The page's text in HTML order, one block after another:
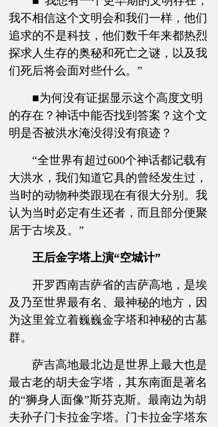
我不相信这个文明会和我们一样，他们
追求的不是科技，他们数千年来都热烈
探求人生存的奥秘和死亡之谜，以及我
们死后将会面对些什么。”
■为何没有证据显示这个高度文明
的存在？神话中能否找到答案？这个文
明是否被洪水淹没得没有痕迹？
“全世界有超过600个神话都记载有
大洪水，我们知道它具的曾经发生过，
当时的动物种类跟现在有很大分别。我
认为当时必定有生还者，而且部分便聚
居于古埃及。”
王后金字塔上演“空城计”
开罗西南吉萨省的吉萨高地，是埃
及乃至世界最有名、最神秘的地方，因
为这里耸立着巍巍金字塔和神秘的古墓
群。
萨吉高地最北边是世界上最大也是
最古老的胡夫金字塔，其东南面是著名
的“狮身人面像”斯芬克斯。最南边为胡
夫孙子门卡拉金字塔。门卡拉金字塔东